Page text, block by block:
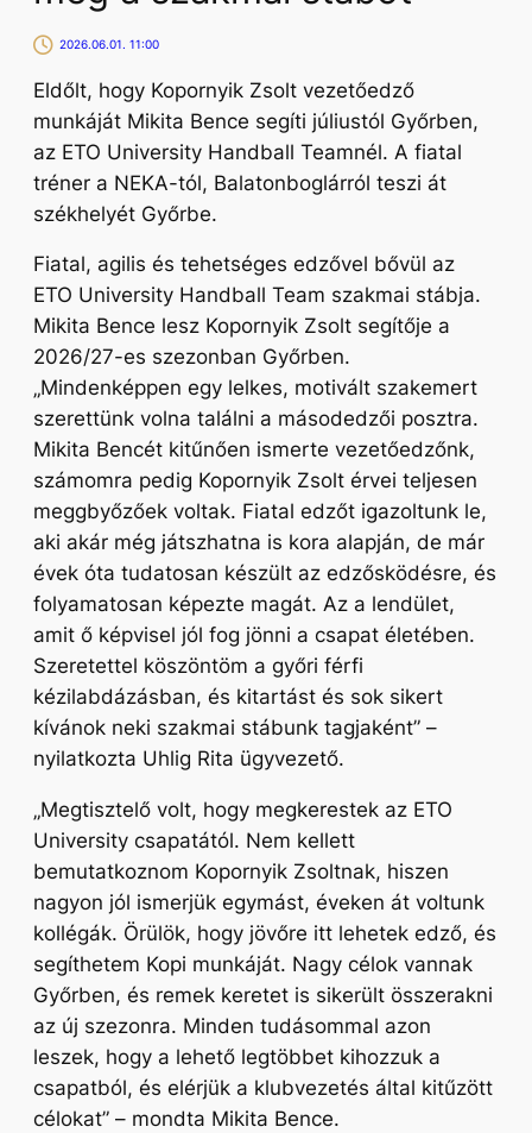
2026.06.01. 11:00
Eldőlt, hogy Kopornyik Zsolt vezetőedző
munkáját Mikita Bence segíti júliustól Győrben,
az ETO University Handball Teamnél. A fiatal
tréner a NEKA-tól, Balatonboglárról teszi át
székhelyét Győrbe.
Fiatal, agilis és tehetséges edzővel bővül az
ETO University Handball Team szakmai stábja.
Mikita Bence lesz Kopornyik Zsolt segítője a
2026/27-es szezonban Győrben.
„Mindenképpen egy lelkes, motivált szakemert
szerettünk volna találni a másodedzői posztra.
Mikita Bencét kitűnően ismerte vezetőedzőnk,
számomra pedig Kopornyik Zsolt érvei teljesen
meggbyőzőek voltak. Fiatal edzőt igazoltunk le,
aki akár még játszhatna is kora alapján, de már
évek óta tudatosan készült az edzősködésre, és
folyamatosan képezte magát. Az a lendület,
amit ő képvisel jól fog jönni a csapat életében.
Szeretettel köszöntöm a győri férfi
kézilabdázásban, és kitartást és sok sikert
kívánok neki szakmai stábunk tagjaként” –
nyilatkozta Uhlig Rita ügyvezető.
„Megtisztelő volt, hogy megkerestek az ETO
University csapatától. Nem kellett
bemutatkoznom Kopornyik Zsoltnak, hiszen
nagyon jól ismerjük egymást, éveken át voltunk
kollégák. Örülök, hogy jövőre itt lehetek edző, és
segíthetem Kopi munkáját. Nagy célok vannak
Győrben, és remek keretet is sikerült összerakni
az új szezonra. Minden tudásommal azon
leszek, hogy a lehető legtöbbet kihozzuk a
csapatból, és elérjük a klubvezetés által kitűzött
célokat” – mondta Mikita Bence.